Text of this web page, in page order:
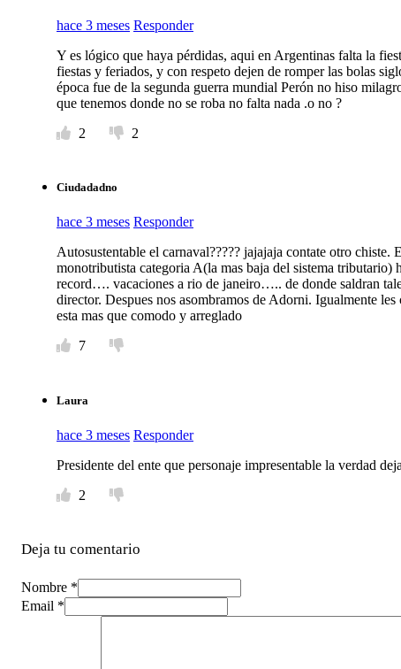
hace 3 meses Responder
Y es lógico que haya pérdidas, aqui en Argentinas falta la
fiestas y feriados, y con respeto dejen de romper las bolas
época fue de la segunda guerra mundial Perón no hiso
que tenemos donde no se roba no falta nada .o no ?
2
2
Ciudadadno
hace 3 meses Responder
Autosustentable el carnaval????? jajajaja contate otro
monotributista categoria A(la mas baja del sistema
record…. vacaciones a rio de janeiro….. de donde saldran
director. Despues nos asombramos de Adorni. Igualmente
esta mas que comodo y arreglado
7
Laura
hace 3 meses Responder
Presidente del ente que personaje impresentable la verdad
2
Deja tu comentario
Nombre *
Email *